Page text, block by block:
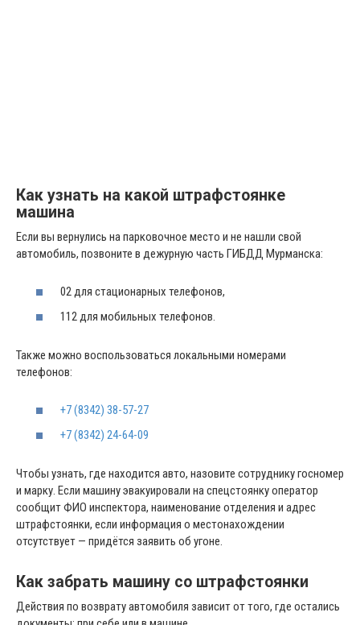
Как узнать на какой штрафстоянке
машина
Если вы вернулись на парковочное место и не нашли свой
автомобиль, позвоните в дежурную часть ГИБДД Мурманска:
02 для стационарных телефонов,
112 для мобильных телефонов.
Также можно воспользоваться локальными номерами
телефонов:
+7 (8342) 38-57-27
+7 (8342) 24-64-09
Чтобы узнать, где находится авто, назовите сотруднику госномер
и марку. Если машину эвакуировали на спецстоянку оператор
сообщит ФИО инспектора, наименование отделения и адрес
штрафстоянки, если информация о местонахождении
отсутствует — придётся заявить об угоне.
Как забрать машину со штрафстоянки
Действия по возврату автомобиля зависит от того, где остались